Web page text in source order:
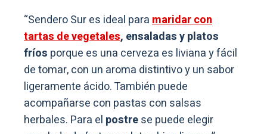
“Sendero Sur es ideal paramaridar con
tartas de vegetales, ensaladas y platos
fríos porque es una cerveza es liviana y fácil
de tomar, con un aroma distintivo y un sabor
ligeramente ácido. También puede
acompañarse con pastas con salsas
herbales. Para el postrese puede elegir